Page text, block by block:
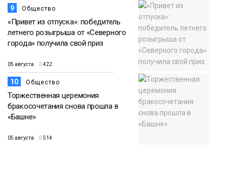
9 Общество
«Привет из отпуска»: победитель
летнего розыгрыша от «Северного
города» получила свой приз
05 августа 422
10 Общество
Торжественная церемония
бракосочетания снова прошла в
«Башне»
05 августа 514